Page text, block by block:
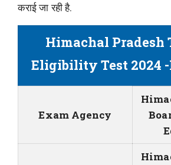
कराई जा रही है.
Himachal Pradesh
Eligibility Test 2024
Exam Agency